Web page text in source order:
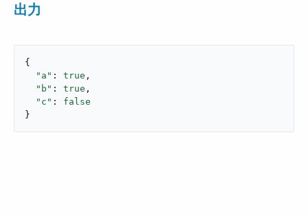
出力
{
"a" : true ,
"b" : true ,
"c" : false
}